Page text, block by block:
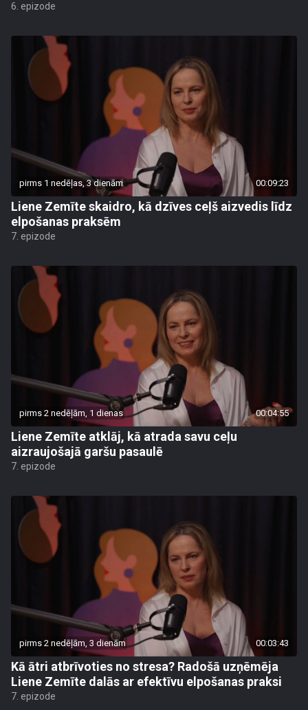
6. epizode
pirms 1 nedēļas, 3 dienām 00:09:23
Liene Zemīte skaidro, kā dzīves ceļš aizvedis līdz
elpošanas praksēm
7. epizode
pirms 2 nedēļām, 1 dienas 00:04:55
Liene Zemīte atklāj, kā atrada savu ceļu
aizraujošajā garšu pasaulē
7. epizode
pirms 2 nedēļām, 3 dienām 00:03:43
Kā ātri atbrīvoties no stresa? Radošā uzņēmēja
Liene Zemīte dalās ar efektīvu elpošanas praksi
7. epizode